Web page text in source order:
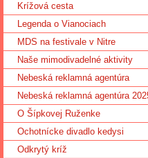
Krížová cesta
Legenda o Vianociach
MDS na festivale v Nitre
Naše mimodivadelné aktivity
Nebeská reklamná agentúra
Nebeská reklamná agentúra
O Šípkovej Ruženke
Ochotnícke divadlo kedysi
Odkrytý kríž